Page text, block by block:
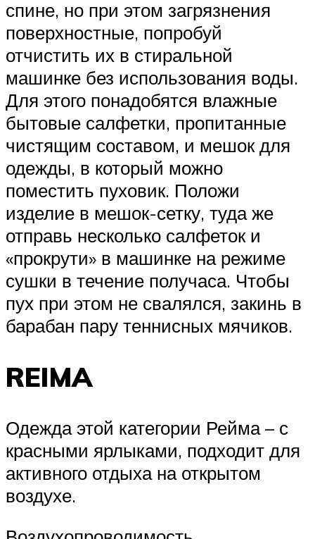
спине, но при этом загрязнения
поверхностные, попробуй
отчистить их в стиральной
машинке без использования воды.
Для этого понадобятся влажные
бытовые салфетки, пропитанные
чистящим составом, и мешок для
одежды, в который можно
поместить пуховик. Положи
изделие в мешок-сетку, туда же
отправь несколько салфеток и
«прокрути» в машинке на режиме
сушки в течение получаса. Чтобы
пух при этом не свалялся, закинь в
барабан пару теннисных мячиков.
REIMA
Одежда этой категории Рейма – с
красными ярлыками, подходит для
активного отдыха на открытом
воздухе.